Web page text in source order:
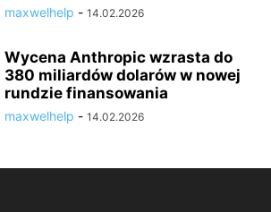
maxwelhelp - 14.02.2026
Wycena Anthropic wzrasta do
380 miliardów dolarów w nowej
rundzie finansowania
maxwelhelp - 14.02.2026